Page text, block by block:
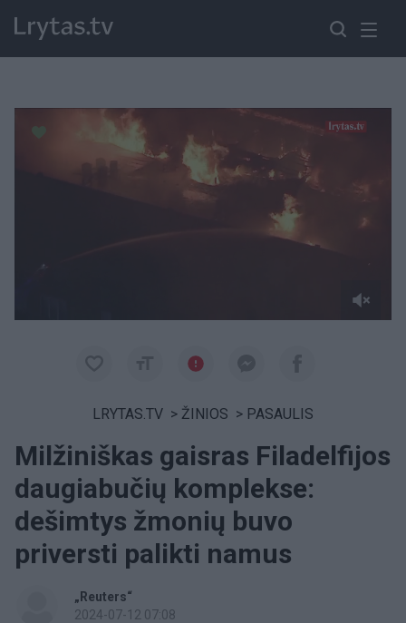
Paremkite Ukrainą
LRYTAS.TV > ŽINIOS > PASAULIS
Milžiniškas gaisras Filadelfijos
daugiabučių komplekse:
dešimtys žmonių buvo
priversti palikti namus
„Reuters“
2024-07-12 07:08